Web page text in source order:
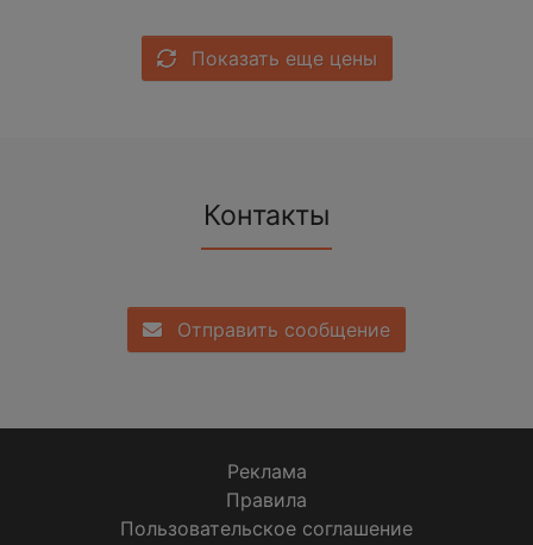
Показать еще цены
Контакты
Отправить сообщение
Реклама
Правила
Пользовательское соглашение